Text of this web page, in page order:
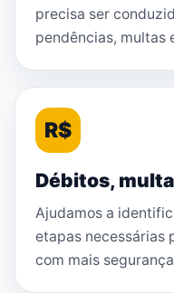
precisa ser
pendências, multas
R$
Débitos,
Ajudamos a
etapas necessárias
com mais